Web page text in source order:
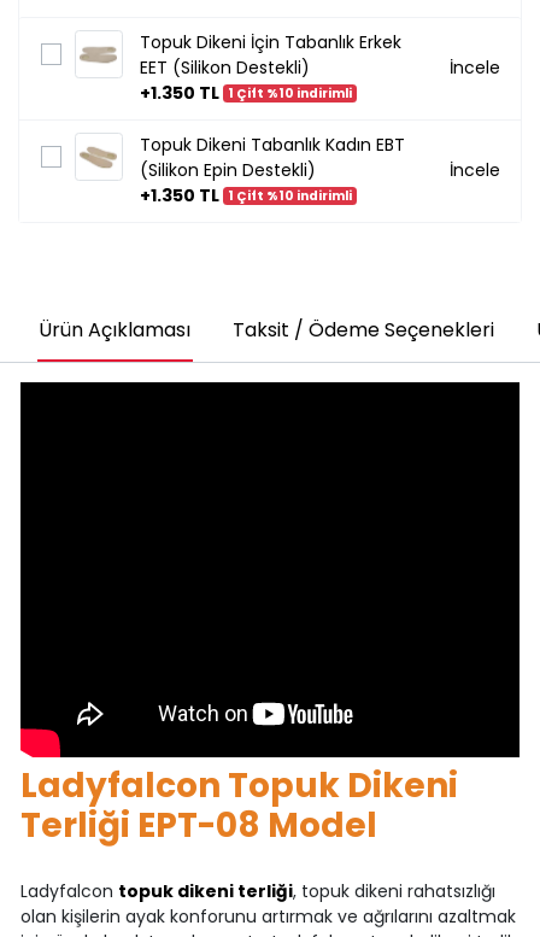
Topuk Dikeni İçin Tabanlık Erkek
EET (Silikon Destekli)
+1.350 TL 1 Çift %10 indirimli
İncele
Topuk Dikeni Tabanlık Kadın EBT
(Silikon Epin Destekli)
+1.350 TL 1 Çift %10 indirimli
İncele
Ürün Açıklaması Taksit / Ödeme Seçenekleri
Ladyfalcon Topuk Dikeni
Terliği EPT-08 Model
Ladyfalcon topuk dikeni terliği, topuk dikeni rahatsızlığı
olan kişilerin ayak konforunu artırmak ve ağrılarını azaltmak